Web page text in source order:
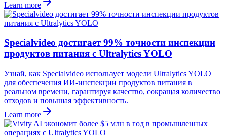
Learn more
Specialvideo достигает 99% точности инспекции
продуктов питания с Ultralytics YOLO
Узнай, как Specialvideo использует модели Ultralytics YOLO
для обеспечения ИИ-инспекции продуктов питания в
реальном времени, гарантируя качество, сокращая количество
отходов и повышая эффективность.
Learn more